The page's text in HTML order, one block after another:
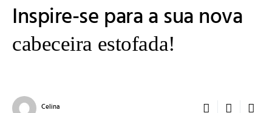
Inspire-se para a sua nova
cabeceira estofada!
Celina